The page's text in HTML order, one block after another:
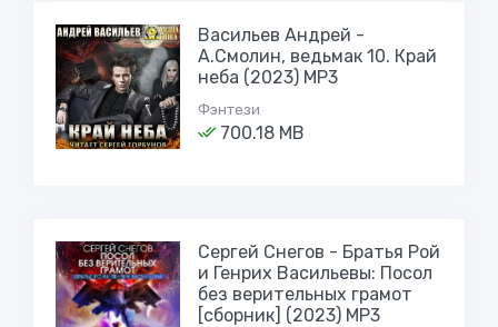
Васильев Андрей -
А.Смолин, ведьмак 10. Край
неба (2023) МР3
Фэнтези
700.18 MB
Сергей Снегов - Братья Рой
и Генрих Васильевы: Посол
без верительных грамот
[сборник] (2023) MP3